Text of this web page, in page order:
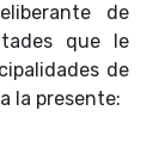
de
que le
de
la presente: